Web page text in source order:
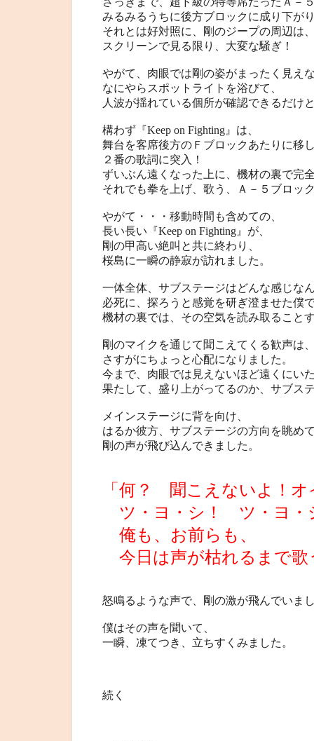
みるみるうちに後方ブロックに成り下が
それとは好対照に、剛のジープの周辺は
スクリーンで見る限り、大変な騒ぎ！
やがて、肉眼では剛の姿がまったく見え
なにやらスポットライトを浴びて、
人波が揺れている個所が確認できるだけ
構わず『Keep on Fighting』は、
舞台を客席後方のＦブロックあたりに移
２番の歌詞に突入！
ずいぶん遠くなった上に、機材の裏で完
それでも拳を上げ、歌う、Ａ－５ブロッ
やがて・・・移動時間も含めての、
長い長い『Keep on Fighting』が、
剛の甲高い絶叫と共に終わり、
桜島に一瞬の静寂が訪れました。
一体全体、サブステージはどんな感じな
必死に、探ろうと感覚を研ぎ澄ませた僕
機材の裏では、その空気を読み取ること
剛のマイクを通じて聞こえてくる歓声は
さすがにちょっと心配になりました。
今まで、肉眼では見えないほど遠くにい
果たして、盛り上がってるのか、サブス
メインステージに背を向け、
はるか彼方、サブステージの方向を眺め
剛の声が飛び込んできました。
「何？ 聞こえないよ！オ
ツ・ヨ・シ！ ツ・ヨ
俺も、お前らも、
今日は声が枯れるまで歌
怒鳴るような声で、剛の激が飛んでいま
僕はその声を聞いて、
一瞬、凍てつき、立ちすくみました。
続く